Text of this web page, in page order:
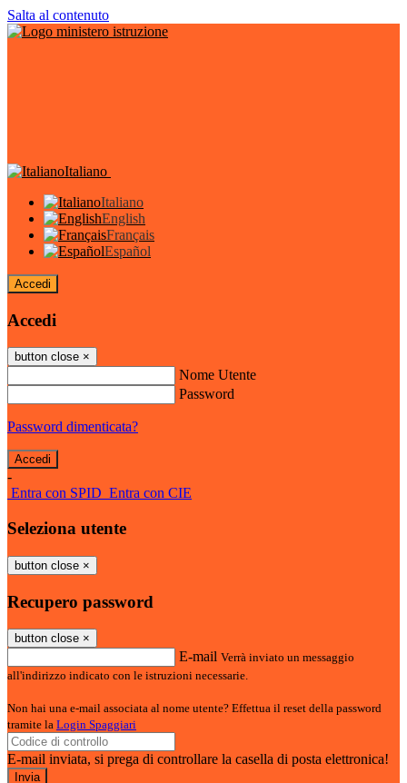
Salta al contenuto
Italiano
Italiano
English
Français
Español
Accedi
Accedi
button close ×
Nome Utente
Password
Password dimenticata?
-
Entra con SPID Entra con CIE
Seleziona utente
button close ×
Recupero password
button close ×
E-mail Verrà inviato un messaggio
all'indirizzo indicato con le istruzioni necessarie.
Non hai una e-mail associata al nome utente? Effettua il reset della password
tramite la Login Spaggiari
E-mail inviata, si prega di controllare la casella di posta elettronica!